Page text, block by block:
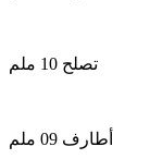
تصلح 10 ملم
أطارف 09 ملم